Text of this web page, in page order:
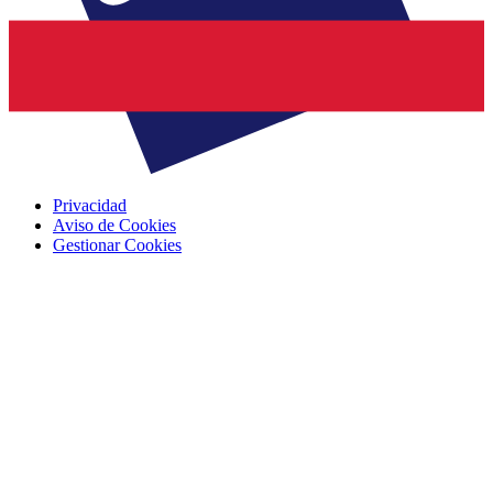
Privacidad
Aviso de Cookies
Gestionar Cookies